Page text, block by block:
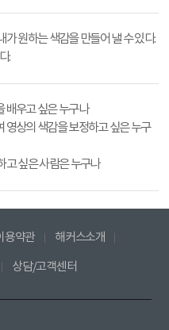
가 원하는 색감을 만들어 낼 수 있다.
.
배우고 싶은 누구나
영상의 색감을 보정하고 싶은 누구
고 싶은 사람은 누구나
용약관 해커스소개
상담/고객센터